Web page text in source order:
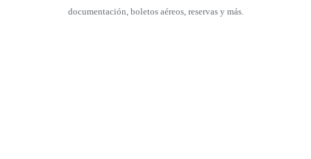
documentación, boletos aéreos, reservas y más.